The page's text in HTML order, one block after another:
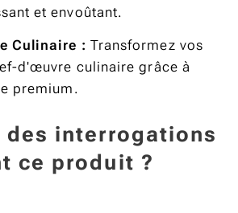
et envoûtant.
Culinaire : Transformez vos
d'œuvre culinaire grâce à
premium.
des interrogations
ce produit ?